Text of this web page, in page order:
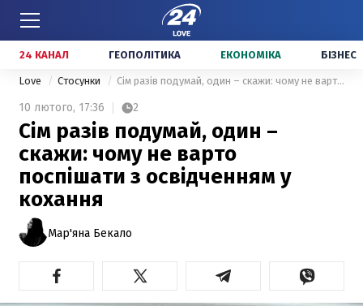
24 КАНАЛ ГЕОПОЛІТИКА ЕКОНОМІКА БІЗНЕС
Love Стосунки Сім разів подумай, один – скажи: чому не варто поспішати з освідченням у кохання
10 лютого, 17:36 2
Сім разів подумай, один –
скажи: чому не варто
поспішати з освідченням у
кохання
Мар'яна Бекало